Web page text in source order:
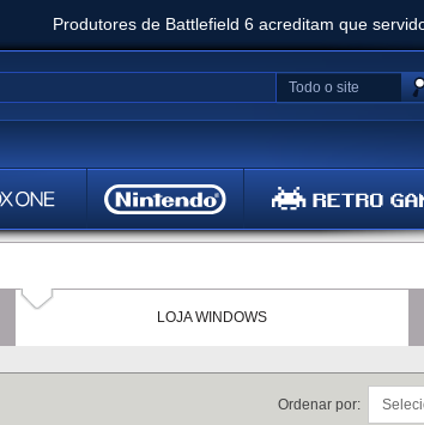
Produtores de Battlefield 6 acreditam que
Clair Obscur: Expedition 33 já vendeu 5 milhões de
Metal Gear
Bethesda
Todo o site
LOJA WINDOWS
Ordenar por: